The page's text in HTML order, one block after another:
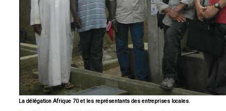
La délégation Afrique 70 et les représentants des entreprises locales.